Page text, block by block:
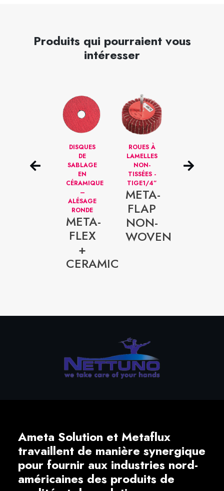
Produits qui pourraient vous
intéresser
ALÉSAGE
DISQUES
DE
SABLAGE
EN
CÉRAMIQUE
–
ALÉSAGE
RONDE
META-
FLEX
+
CERAMIC
ROUES À
LAMELLES
NON-
TISSÉES -
TIGE1/4”
META-
FLAP
NON-
WOVEN
SABLAGE
Ameta Solution et Metaflux
travaillent de manière synergique
pour fournir aux industries nord-
américaines des produits de